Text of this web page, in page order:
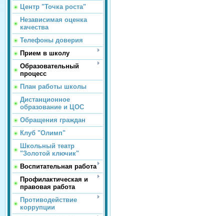
Центр "Точка роста"
Независимая оценка
качества
Телефоны доверия
Прием в школу
Образовательный
процесс
План работы школы
Дистанционное
образование и ЦОС
Обращения граждан
Клуб "Олимп"
Школьный театр
"Золотой ключик"
Воспитательная работа
Профилактическая и
правовая работа
Противодействие
коррупции